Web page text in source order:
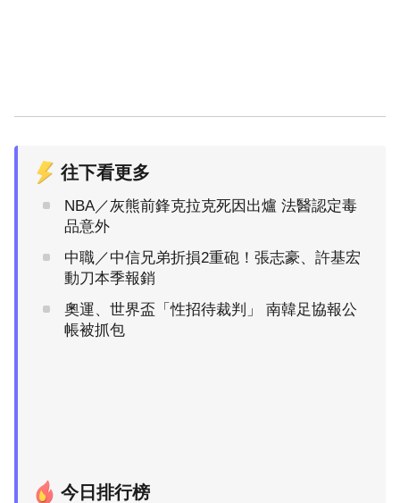
往下看更多
NBA／灰熊前鋒克拉克死因出爐 法醫認定毒
品意外
中職／中信兄弟折損2重砲！張志豪、許基宏
動刀本季報銷
奧運、世界盃「性招待裁判」 南韓足協報公
帳被抓包
今日排行榜